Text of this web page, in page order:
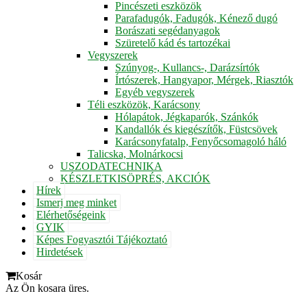
Pincészeti eszközök
Parafadugók, Fadugók, Kénező dugó
Borászati segédanyagok
Szüretelő kád és tartozékai
Vegyszerek
Szúnyog-, Kullancs-, Darázsírtók
Írtószerek, Hangyapor, Mérgek, Riasztók
Egyéb vegyszerek
Téli eszközök, Karácsony
Hólapátok, Jégkaparók, Szánkók
Kandallók és kiegészítők, Füstcsövek
Karácsonyfatalp, Fenyőcsomagoló háló
Talicska, Molnárkocsi
USZODATECHNIKA
KÉSZLETKISÖPRÉS, AKCIÓK
Hírek
Ismerj meg minket
Elérhetőségeink
GYIK
Képes Fogyasztói Tájékoztató
Hirdetések
Kosár
Az Ön kosara üres.